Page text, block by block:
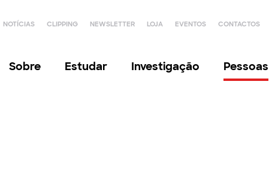
NOTÍCIAS CLIPPING NEWSLETTER LOJA EVENTOS CONTACTOS
Sobre Estudar Investigação Pessoas